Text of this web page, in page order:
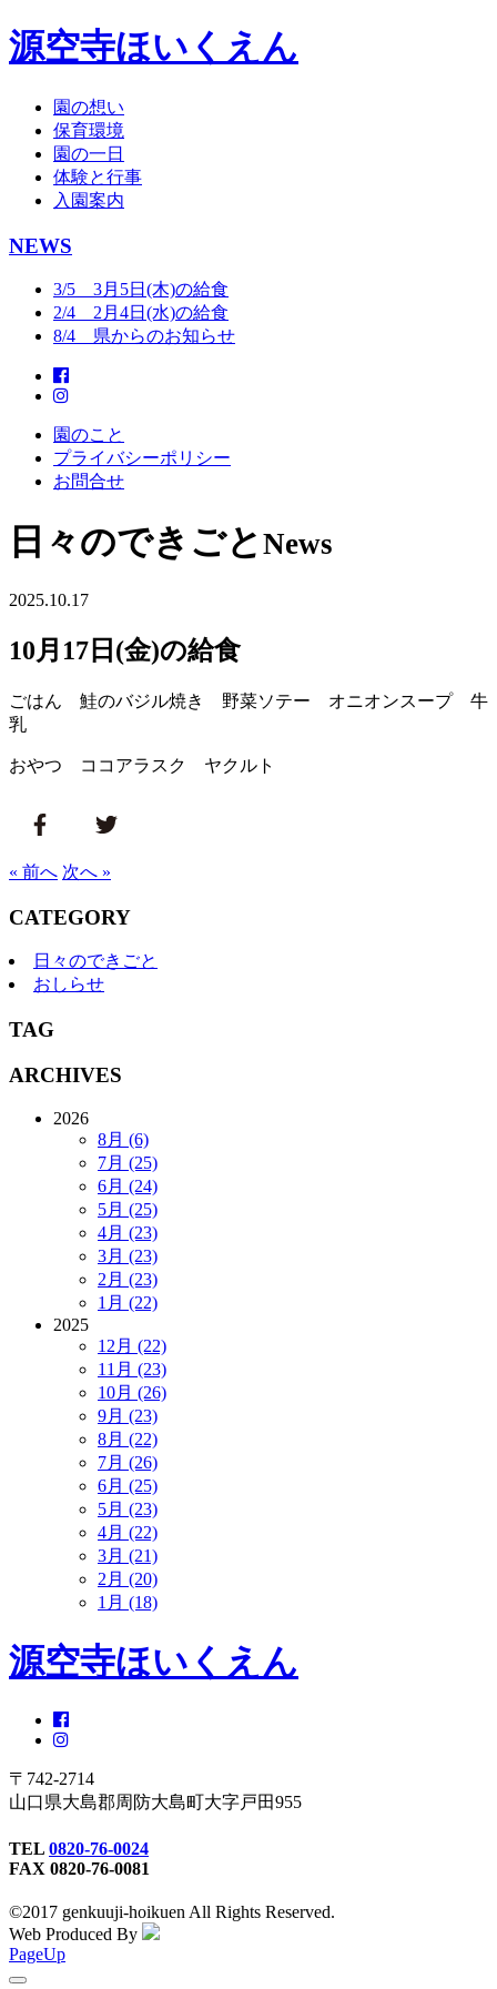
源空寺ほいくえん
園の想い
保育環境
園の一日
体験と行事
入園案内
NEWS
3/5 3月5日(木)の給食
2/4 2月4日(水)の給食
8/4 県からのお知らせ
園のこと
プライバシーポリシー
お問合せ
日々のできごと News
2025.10.17
10月17日(金)の給食
ごはん 鮭のバジル焼き 野菜ソテー オニオンスープ 牛
乳
おやつ ココアラスク ヤクルト
« 前へ 次へ »
CATEGORY
日々のできごと
おしらせ
TAG
ARCHIVES
2026
8月 (6)
7月 (25)
6月 (24)
5月 (25)
4月 (23)
3月 (23)
2月 (23)
1月 (22)
2025
12月 (22)
11月 (23)
10月 (26)
9月 (23)
8月 (22)
7月 (26)
6月 (25)
5月 (23)
4月 (22)
3月 (21)
2月 (20)
1月 (18)
源空寺ほいくえん
〒742-2714
山口県大島郡周防大島町大字戸田955
TEL 0820-76-0024
FAX 0820-76-0081
©2017 genkuuji-hoikuen All Rights Reserved.
Web Produced By
PageUp